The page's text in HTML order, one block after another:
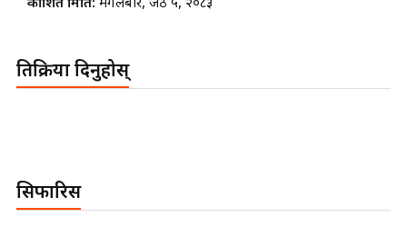
प्रकाशित मिति: मंगलबार, जेठ ५, २०८३
प्रतिक्रिया दिनुहोस्
सिफारिस